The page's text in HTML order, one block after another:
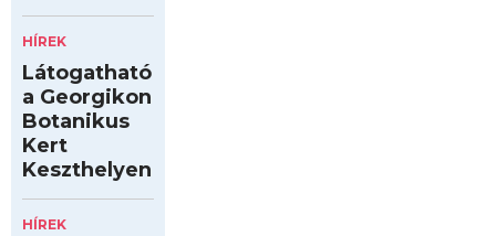
HÍREK
Látogatható
a Georgikon
Botanikus
Kert
Keszthelyen
HÍREK